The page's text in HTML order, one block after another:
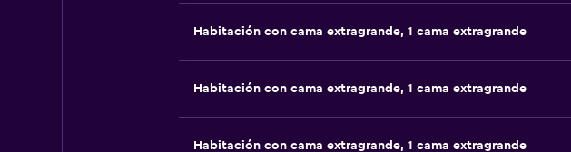
Habitación con cama extragrande, 1 cama extragrande
Habitación con cama extragrande, 1 cama extragrande
Habitación con cama extragrande, 1 cama extragrande